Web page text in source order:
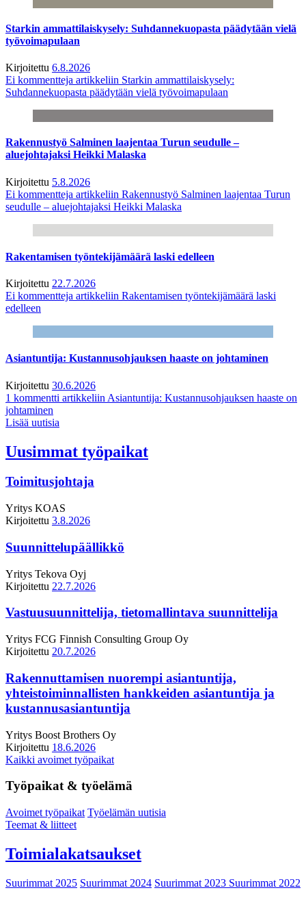
Starkin ammattilaiskysely: Suhdannekuopasta päädytään vielä
työvoimapulaan
Kirjoitettu 6.8.2026
Ei kommentteja artikkeliin Starkin ammattilaiskysely:
Suhdannekuopasta päädytään vielä työvoimapulaan
Rakennustyö Salminen laajentaa Turun seudulle –
aluejohtajaksi Heikki Malaska
Kirjoitettu 5.8.2026
Ei kommentteja artikkeliin Rakennustyö Salminen laajentaa Turun
seudulle – aluejohtajaksi Heikki Malaska
Rakentamisen työntekijämäärä laski edelleen
Kirjoitettu 22.7.2026
Ei kommentteja artikkeliin Rakentamisen työntekijämäärä laski
edelleen
Asiantuntija: Kustannusohjauksen haaste on johtaminen
Kirjoitettu 30.6.2026
1 kommentti artikkeliin Asiantuntija: Kustannusohjauksen haaste on
johtaminen
Lisää uutisia
Uusimmat työpaikat
Toimitusjohtaja
Yritys KOAS
Kirjoitettu 3.8.2026
Suunnittelupäällikkö
Yritys Tekova Oyj
Kirjoitettu 22.7.2026
Vastuusuunnittelija, tietomallintava suunnittelija
Yritys FCG Finnish Consulting Group Oy
Kirjoitettu 20.7.2026
Rakennuttamisen nuorempi asiantuntija,
yhteistoiminnallisten hankkeiden asiantuntija ja
kustannusasiantuntija
Yritys Boost Brothers Oy
Kirjoitettu 18.6.2026
Kaikki avoimet työpaikat
Työpaikat & työelämä
Avoimet työpaikat Työelämän uutisia
Teemat & liitteet
Toimialakatsaukset
Suurimmat 2025 Suurimmat 2024 Suurimmat 2023 Suurimmat 2022